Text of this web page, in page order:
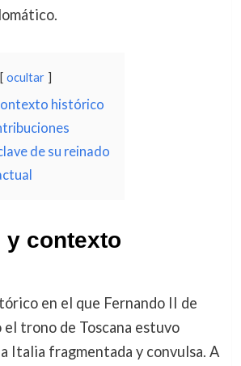
ocultar
histórico
de su reinado
y contexto
en el que Fernando II de
el trono de Toscana estuvo
Italia fragmentada y convulsa. A